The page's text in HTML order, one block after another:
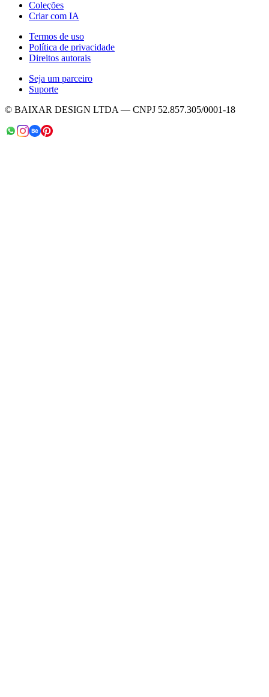
Coleções
Criar com IA
Termos de uso
Política de privacidade
Direitos autorais
Seja um parceiro
Suporte
© BAIXAR DESIGN LTDA — CNPJ 52.857.305/0001-18